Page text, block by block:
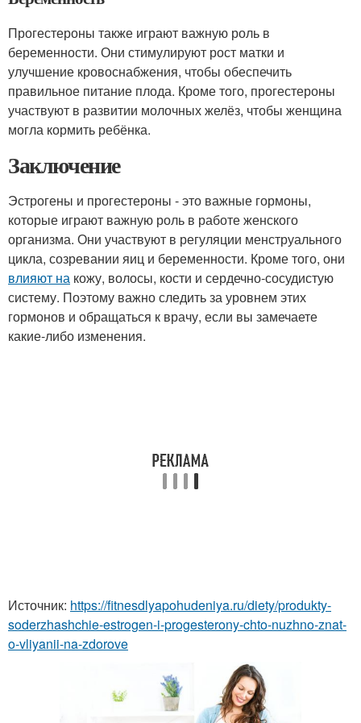
Прогестероны также играют важную роль в
беременности. Они стимулируют рост матки и
улучшение кровоснабжения, чтобы обеспечить
правильное питание плода. Кроме того, прогестероны
участвуют в развитии молочных желёз, чтобы женщина
могла кормить ребёнка.
Заключение
Эстрогены и прогестероны - это важные гормоны,
которые играют важную роль в работе женского
организма. Они участвуют в регуляции менструального
цикла, созревании яиц и беременности. Кроме того, они
влияют на кожу, волосы, кости и сердечно-сосудистую
систему. Поэтому важно следить за уровнем этих
гормонов и обращаться к врачу, если вы замечаете
какие-либо изменения.
Источник: https://fitnesdlyapohudeniya.ru/diety/produkty-
soderzhashchie-estrogen-i-progesterony-chto-nuzhno-znat-
o-vliyanii-na-zdorove